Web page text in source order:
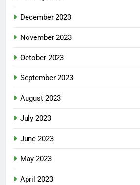
December 2023
November 2023
October 2023
September 2023
August 2023
July 2023
June 2023
May 2023
April 2023